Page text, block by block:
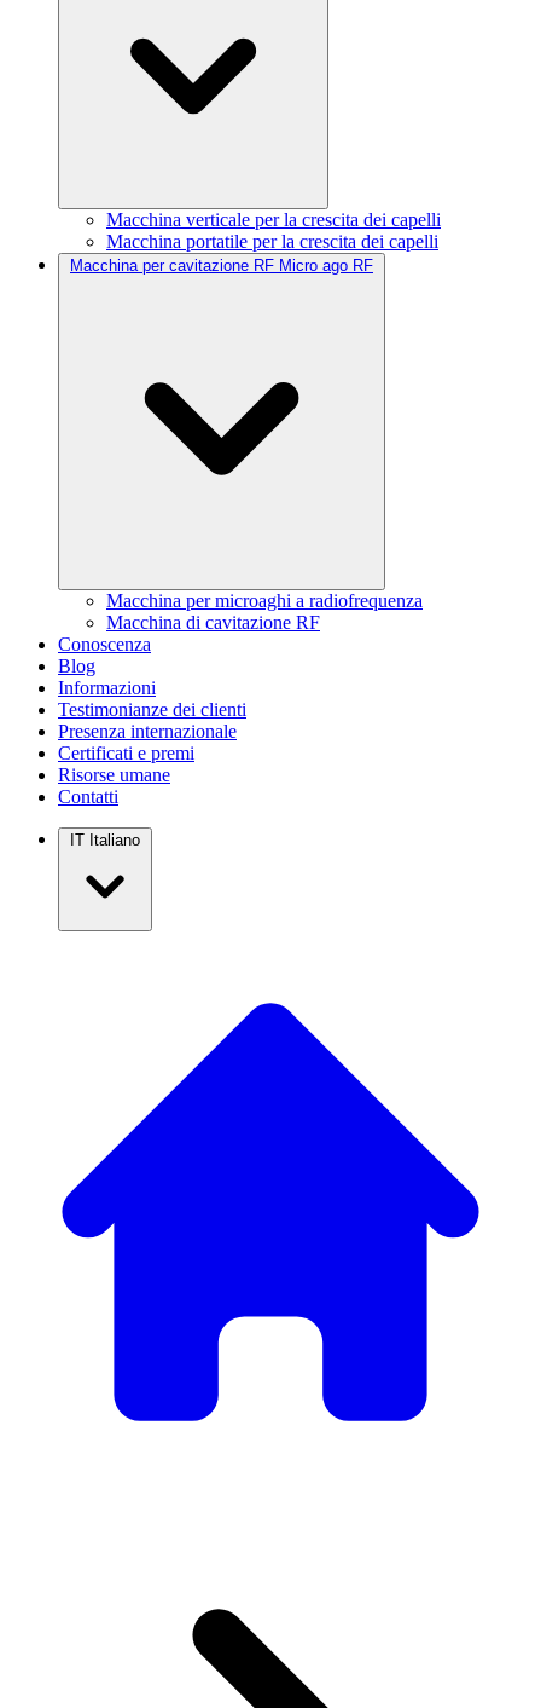
Macchina verticale per la crescita dei capelli
Macchina portatile per la crescita dei capelli
Macchina per cavitazione RF Micro ago RF
Macchina per microaghi a radiofrequenza
Macchina di cavitazione RF
Conoscenza
Blog
Informazioni
Testimonianze dei clienti
Presenza internazionale
Certificati e premi
Risorse umane
Contatti
IT Italiano